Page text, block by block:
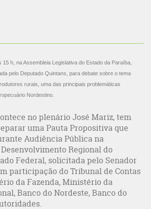
h, na Assembleia Legislativa do Estado da Paraíba,
pelo Deputado Quintans, para debate sobre o tema
rurais, uma das principais problemáticas
Nordestino.
no plenário José Mariz, tem
uma Pauta Propositiva que
Audiência Pública na
Regional do
Federal, solicitada pelo Senador
participação do Tribunal de Contas
da Fazenda, Ministério da
Banco do Nordeste, Banco do